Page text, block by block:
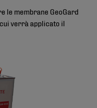
le membrane GeoGard
verrà applicato il